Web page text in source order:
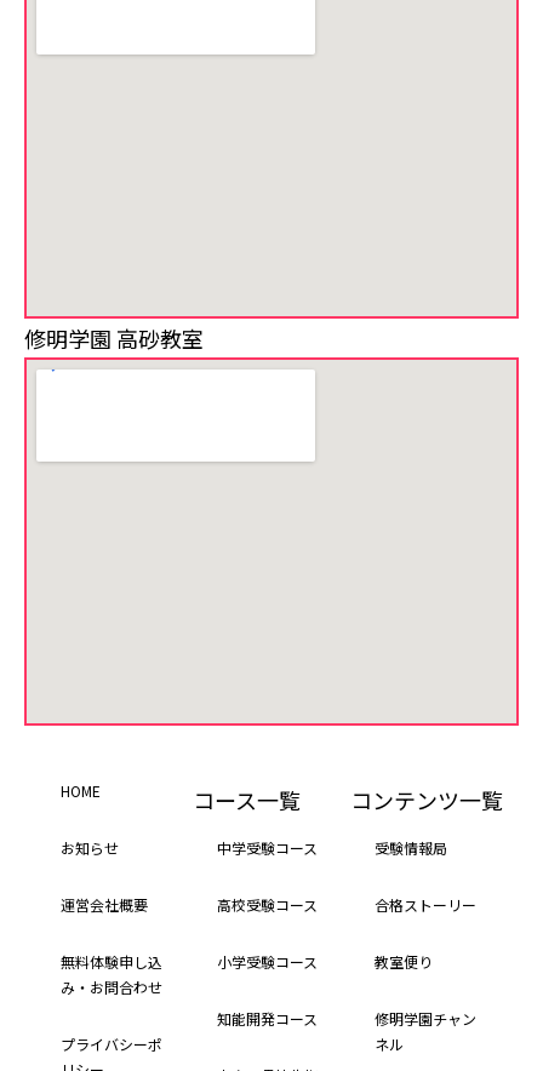
修明学園 高砂教室
HOME
お知らせ
運営会社概要
無料体験申し込
み・お問合わせ
プライバシーポ
コース一覧
中学受験コース
高校受験コース
小学受験コース
知能開発コース
コンテンツ一覧
受験情報局
合格ストーリー
教室便り
修明学園チャン
ネル